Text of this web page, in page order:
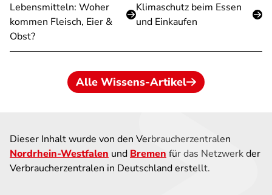
Lebensmitteln: Woher
kommen Fleisch, Eier &
Obst?
Klimaschutz beim Essen
und Einkaufen
Alle Wissens-Artikel
Dieser Inhalt wurde von den Verbraucherzentralen
Nordrhein-Westfalen und Bremen für das Netzwerk der
Verbraucherzentralen in Deutschland erstellt.